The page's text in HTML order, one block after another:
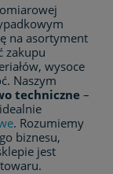
na asortyment
zakupu
wysoce
Naszym
techniczne –
. Rozumiemy
biznesu,
jest